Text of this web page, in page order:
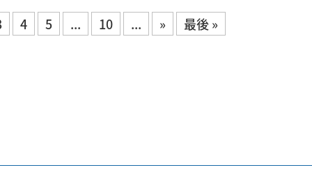
4 5 ... 10 ... » 最後 »